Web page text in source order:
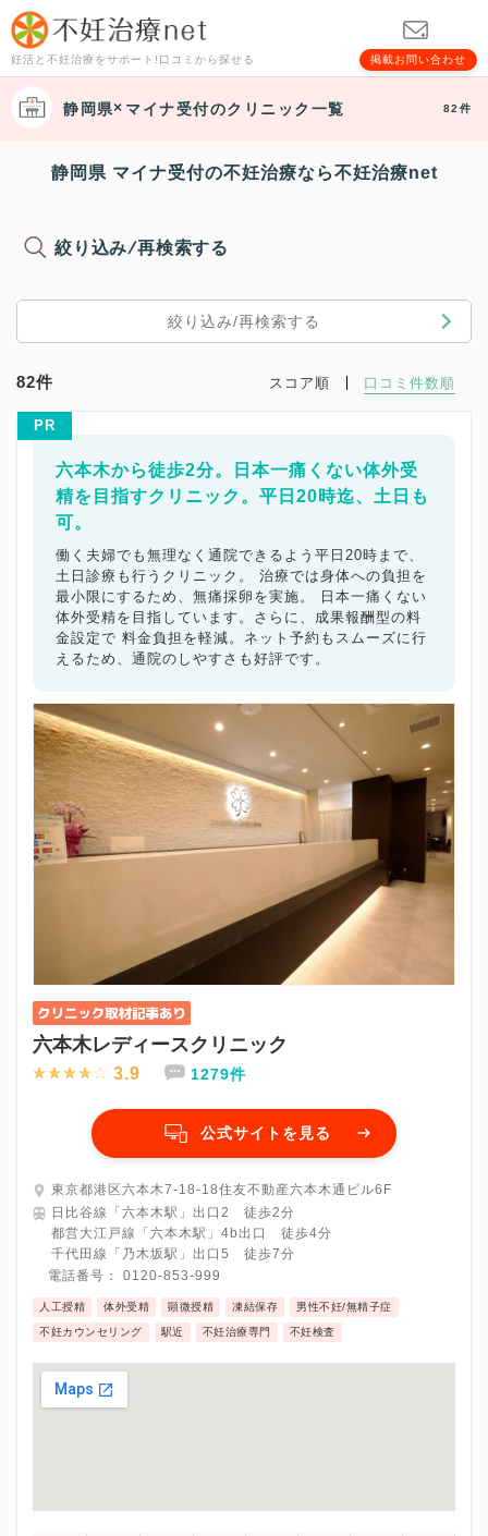
妊活と不妊治療をサポート!口コミから探せる 掲載お問い合わせ
静岡県 マイナ受付のクリニック一覧 82件
静岡県 マイナ受付の不妊治療なら不妊治療net
絞り込み/再検索する
絞り込み/再検索する
82件 スコア順 口コミ件数順
PR
六本木から徒歩2分。日本一痛くない体外受
精を目指すクリニック。平日20時迄、土日も
可。
働く夫婦でも無理なく通院できるよう平日20時まで、
土日診療も行うクリニック。 治療では身体への負担を
最小限にするため、無痛採卵を実施。 日本一痛くない
体外受精を目指しています。さらに、成果報酬型の料
金設定で 料金負担を軽減。ネット予約もスムーズに行
えるため、通院のしやすさも好評です。
六本木レディースクリニック
3.9 1279件
公式サイトを見る
東京都港区六本木7-18-18住友不動産六本木通ビル6F
日比谷線「六本木駅」出口2 徒歩2分
都営大江戸線「六本木駅」4b出口 徒歩4分
千代田線「乃木坂駅」出口5 徒歩7分
電話番号： 0120-853-999
人工授精 体外受精 顕微授精 凍結保存 男性不妊/無精子症
不妊カウンセリング 駅近 不妊治療専門 不妊検査